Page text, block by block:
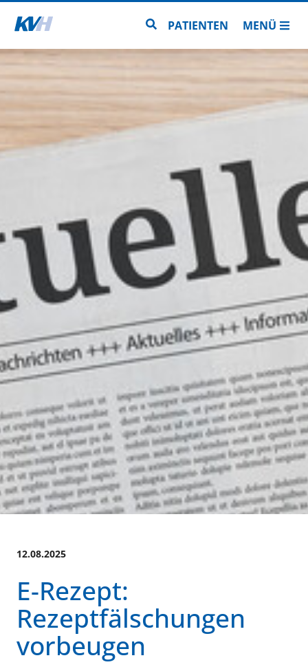
Zur Startseite Zur Seitensuche
PATIENTEN MENÜ
12.08.2025
E-Rezept:
Rezeptfälschungen
vorbeugen